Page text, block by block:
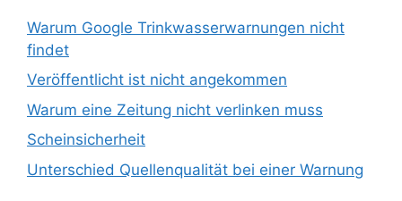
Warum Google Trinkwasserwarnungen nicht
findet
Veröffentlicht ist nicht angekommen
Warum eine Zeitung nicht verlinken muss
Scheinsicherheit
Unterschied Quellenqualität bei einer Warnung